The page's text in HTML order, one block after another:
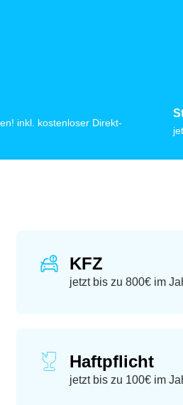
inkl. kostenloser Direkt-
KFZ
jetzt bis zu 800€ im
Haftpflicht
jetzt bis zu 100€ im